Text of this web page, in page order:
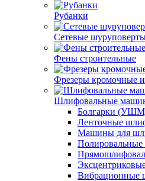
Рубанки
Сетевые
Фены строительные
Фрезеры кромочные
Шлифовальные
Болгарки
Ленточные
Машины для